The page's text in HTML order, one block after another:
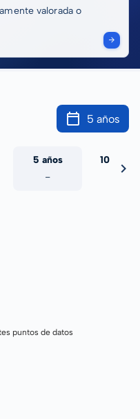
valorada o
5 años
5 años
-
10 años
puntos de datos